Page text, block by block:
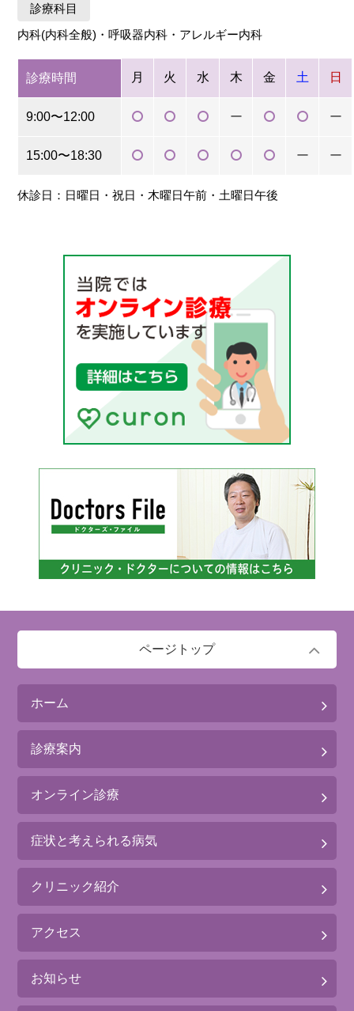
診療科目
内科(内科全般)・呼吸器内科・アレルギー内科
診療時間 月 火 水 木 金 土 日
9:00〜12:00 ー ー
15:00〜18:30 ー ー
休診日：日曜日・祝日・木曜日午前・土曜日午後
ページトップ
ホーム
診療案内
オンライン診療
症状と考えられる病気
クリニック紹介
アクセス
お知らせ